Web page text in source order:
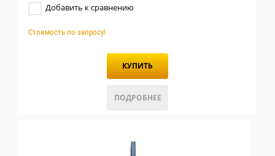
Добавить к сравнению
Стоимость по запросу!
КУПИТЬ
ПОДРОБНЕЕ